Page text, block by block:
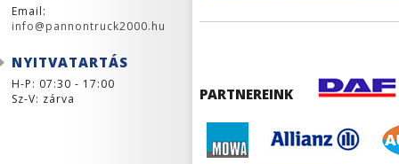
Email:
info@pannontruck2000.hu
NYITVATARTÁS
H-P: 07:30 - 17:00
Sz-V: zárva
PARTNEREINK